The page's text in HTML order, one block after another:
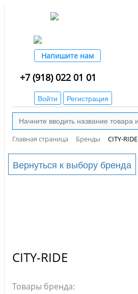
Напишите нам
+7 (918) 022 01 01
Войти Регистрация
Главная страница Бренды CITY-RIDE
Вернуться к выбору бренда
CITY-RIDE
Товары бренда: